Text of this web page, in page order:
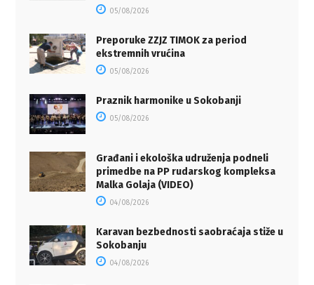
05/08/2026
Preporuke ZZJZ TIMOK za period
ekstremnih vrućina
05/08/2026
Praznik harmonike u Sokobanji
05/08/2026
Građani i ekološka udruženja podneli
primedbe na PP rudarskog kompleksa
Malka Golaja (VIDEO)
04/08/2026
Karavan bezbednosti saobraćaja stiže u
Sokobanju
04/08/2026